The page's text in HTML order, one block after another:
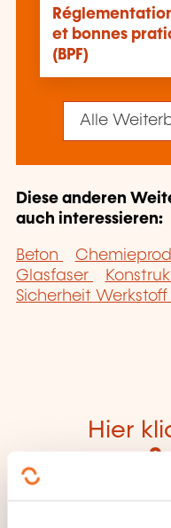
et bonnes
(BPF)
Alle
Diese anderen
auch interessieren:
Beton
Glasfaser
Sicherheit
Hier